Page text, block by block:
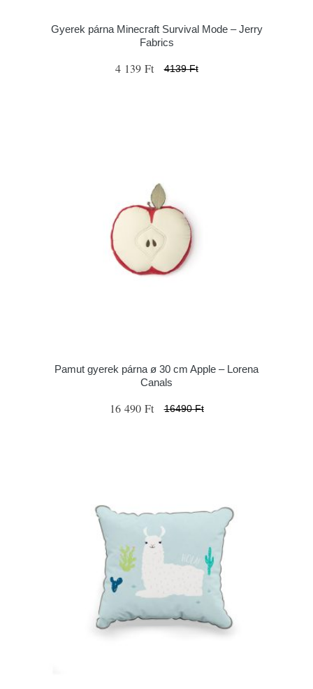
Gyerek párna Minecraft Survival Mode – Jerry
Fabrics
4 139 Ft 4139 Ft
Pamut gyerek párna ø 30 cm Apple – Lorena
Canals
16 490 Ft 16490 Ft